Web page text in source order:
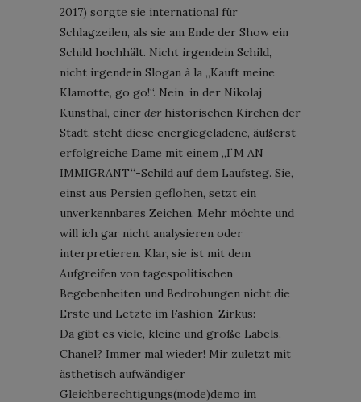
2017) sorgte sie international für
Schlagzeilen, als sie am Ende der Show ein
Schild hochhält. Nicht irgendein Schild,
nicht irgendein Slogan à la „Kauft meine
Klamotte, go go!“. Nein, in der Nikolaj
Kunsthal, einer derhistorischen Kirchen der
Stadt, steht diese energiegeladene, äußerst
erfolgreiche Dame mit einem „I`M AN
IMMIGRANT“-Schild auf dem Laufsteg. Sie,
einst aus Persien geflohen, setzt ein
unverkennbares Zeichen. Mehr möchte und
will ich gar nicht analysieren oder
interpretieren. Klar, sie ist mit dem
Aufgreifen von tagespolitischen
Begebenheiten und Bedrohungen nicht die
Erste und Letzte im Fashion-Zirkus:
Da gibt es viele, kleine und große Labels.
Chanel? Immer mal wieder! Mir zuletzt mit
ästhetisch aufwändiger
Gleichberechtigungs(mode)demo im